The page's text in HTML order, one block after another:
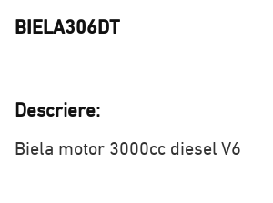
BIELA306DT
Descriere:
Biela motor 3000cc diesel V6